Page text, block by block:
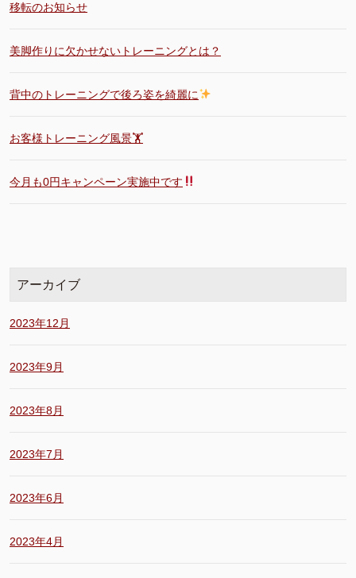
移転のお知らせ
美脚作りに欠かせないトレーニングとは？
背中のトレーニングで後ろ姿を綺麗に
お客様トレーニング風景🏋️
今月も0円キャンペーン実施中です
アーカイブ
2023年12月
2023年9月
2023年8月
2023年7月
2023年6月
2023年4月